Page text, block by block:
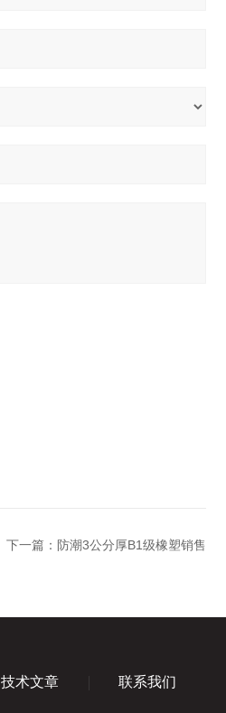
下一篇： 防潮3公分厚B1级橡塑销售
技术文章 联系我们